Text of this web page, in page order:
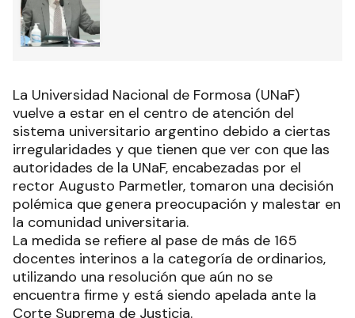
La Universidad Nacional de Formosa (UNaF)
vuelve a estar en el centro de atención del
sistema universitario argentino debido a ciertas
irregularidades y que tienen que ver con que las
autoridades de la UNaF, encabezadas por el
rector Augusto Parmetler, tomaron una decisión
polémica que genera preocupación y malestar en
la comunidad universitaria.
La medida se refiere al pase de más de 165
docentes interinos a la categoría de ordinarios,
utilizando una resolución que aún no se
encuentra firme y está siendo apelada ante la
Corte Suprema de Justicia.